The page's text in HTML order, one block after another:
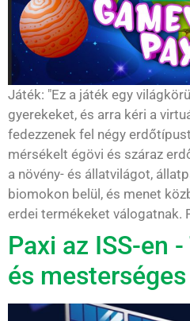
Játék: "Ez a játék egy
gyerekeket, és arra kéri a
fedezzenek fel négy
mérsékelt égövi és száraz
a növény- és állatvilágot,
biomokon belül, és menet
erdei termékeket válogatnak.
Paxi az ISS-en
és